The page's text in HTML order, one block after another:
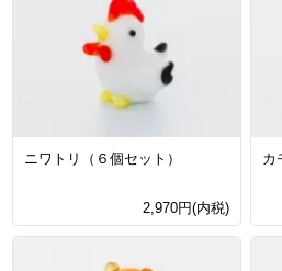
ニワトリ（６個セット）
2,970円(内税)
カ